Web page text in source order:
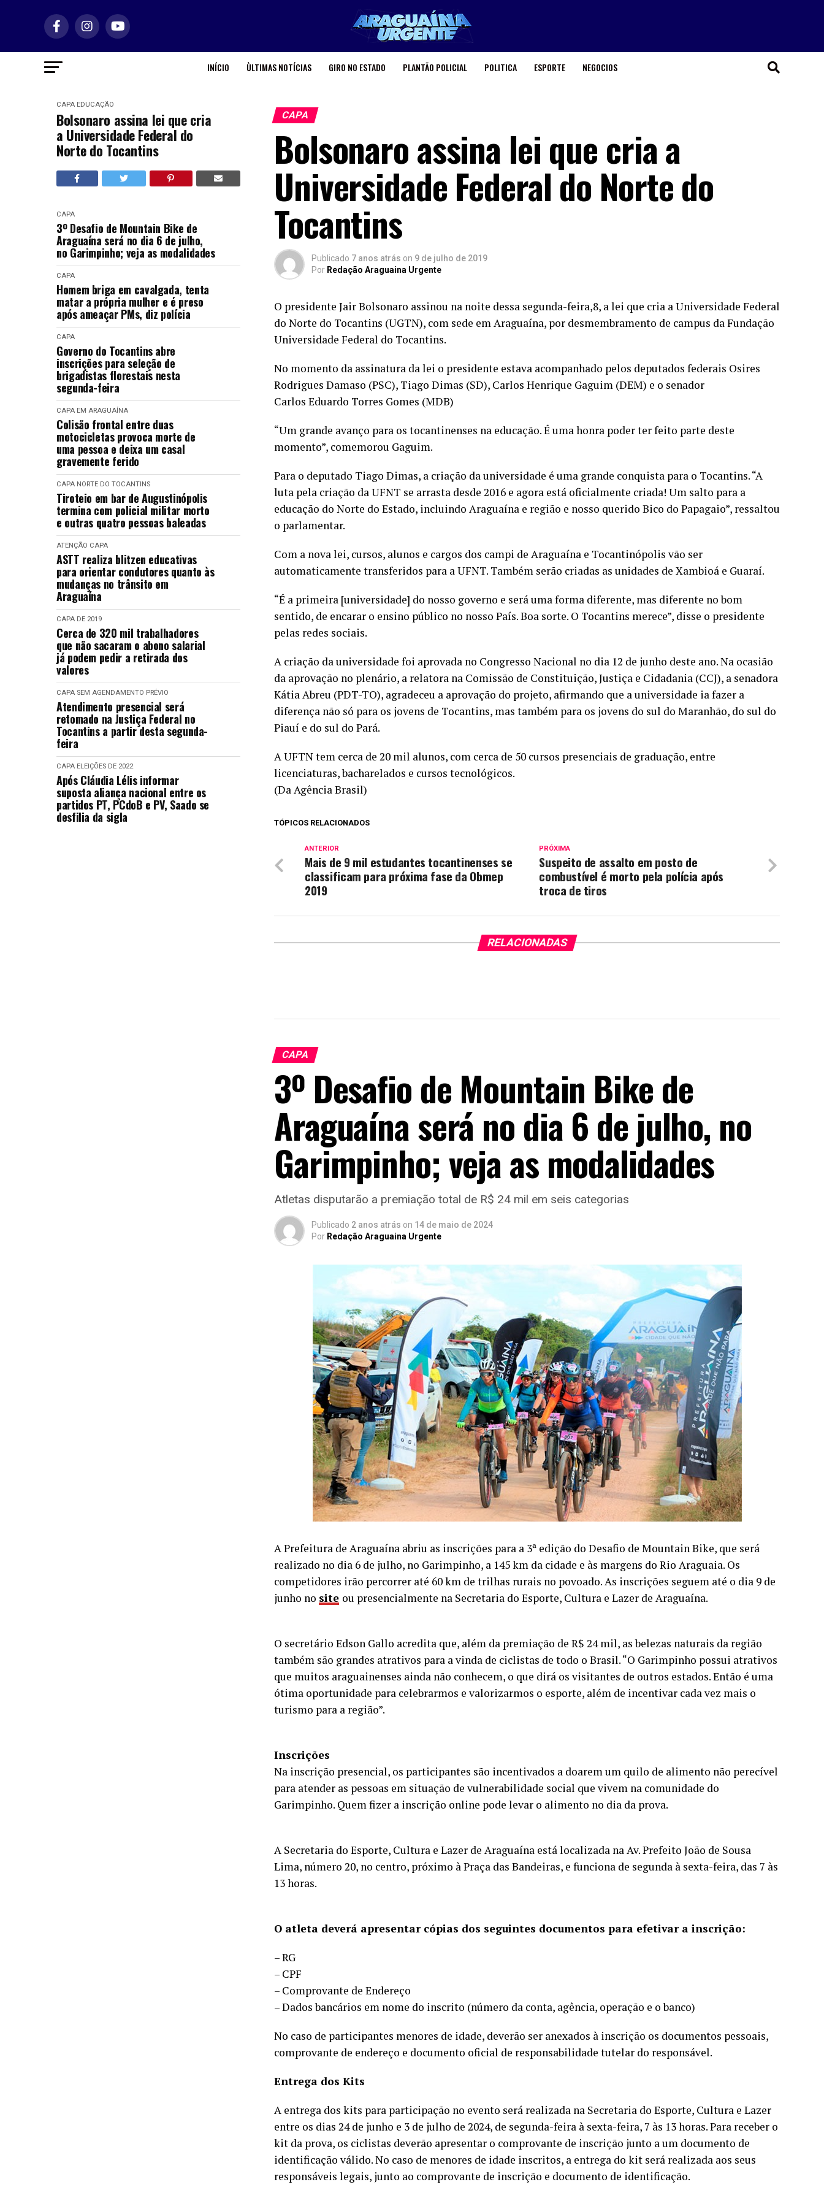
INÍCIO ÙLTIMAS NOTÍCIAS GIRO NO ESTADO PLANTÃO POLICIAL POLITICA ESPORTE NEGOCIOS
CAPA EDUCAÇÃO
Bolsonaro assina lei que cria
a Universidade Federal do
Norte do Tocantins
CAPA
3º Desafio de Mountain Bike de
Araguaína será no dia 6 de julho,
no Garimpinho; veja as modalidades
CAPA
Homem briga em cavalgada, tenta
matar a própria mulher e é preso
após ameaçar PMs, diz polícia
CAPA
Governo do Tocantins abre
inscrições para seleção de
brigadistas florestais nesta
segunda-feira
CAPA EM ARAGUAÍNA
Colisão frontal entre duas
motocicletas provoca morte de
uma pessoa e deixa um casal
gravemente ferido
CAPA NORTE DO TOCANTINS
Tiroteio em bar de Augustinópolis
termina com policial militar morto
e outras quatro pessoas baleadas
ATENÇÃO CAPA
ASTT realiza blitzen educativas
para orientar condutores quanto às
mudanças no trânsito em
Araguaína
CAPA DE 2019
Cerca de 320 mil trabalhadores
que não sacaram o abono salarial
já podem pedir a retirada dos
valores
CAPA SEM AGENDAMENTO PRÉVIO
Atendimento presencial será
retomado na Justiça Federal no
Tocantins a partir desta segunda-
feira
CAPA ELEIÇÕES DE 2022
Após Cláudia Lélis informar
suposta aliança nacional entre os
partidos PT, PCdoB e PV, Saado se
desfilia da sigla
CAPA
Bolsonaro assina lei que cria a
Universidade Federal do Norte do
Tocantins
Publicado 7 anos atrás on 9 de julho de 2019
Por Redação Araguaina Urgente
O presidente Jair Bolsonaro assinou na noite dessa segunda-feira,8, a lei que cria a Universidade Federal
do Norte do Tocantins (UGTN), com sede em Araguaína, por desmembramento de campus da Fundação
Universidade Federal do Tocantins.
No momento da assinatura da lei o presidente estava acompanhado pelos deputados federais Osires
Rodrigues Damaso (PSC), Tiago Dimas (SD), Carlos Henrique Gaguim (DEM) e o senador
Carlos Eduardo Torres Gomes (MDB)
“Um grande avanço para os tocantinenses na educação. É uma honra poder ter feito parte deste
momento”, comemorou Gaguim.
Para o deputado Tiago Dimas, a criação da universidade é uma grande conquista para o Tocantins. “A
luta pela criação da UFNT se arrasta desde 2016 e agora está oficialmente criada! Um salto para a
educação do Norte do Estado, incluindo Araguaína e região e nosso querido Bico do Papagaio”, ressaltou
o parlamentar.
Com a nova lei, cursos, alunos e cargos dos campi de Araguaína e Tocantinópolis vão ser
automaticamente transferidos para a UFNT. Também serão criadas as unidades de Xambioá e Guaraí.
“É a primeira [universidade] do nosso governo e será uma forma diferente, mas diferente no bom
sentido, de encarar o ensino público no nosso País. Boa sorte. O Tocantins merece”, disse o presidente
pelas redes sociais.
A criação da universidade foi aprovada no Congresso Nacional no dia 12 de junho deste ano. Na ocasião
da aprovação no plenário, a relatora na Comissão de Constituição, Justiça e Cidadania (CCJ), a senadora
Kátia Abreu (PDT-TO), agradeceu a aprovação do projeto, afirmando que a universidade ia fazer a
diferença não só para os jovens de Tocantins, mas também para os jovens do sul do Maranhão, do sul do
Piauí e do sul do Pará.
A UFTN tem cerca de 20 mil alunos, com cerca de 50 cursos presenciais de graduação, entre
licenciaturas, bacharelados e cursos tecnológicos.
(Da Agência Brasil)
TÓPICOS RELACIONADOS
PRÓXIMA
Suspeito de assalto em posto de
combustível é morto pela polícia após
troca de tiros
ANTERIOR
Mais de 9 mil estudantes tocantinenses se
classificam para próxima fase da Obmep
2019
RELACIONADAS
CAPA
3º Desafio de Mountain Bike de
Araguaína será no dia 6 de julho, no
Garimpinho; veja as modalidades
Atletas disputarão a premiação total de R$ 24 mil em seis categorias
Publicado 2 anos atrás on 14 de maio de 2024
Por Redação Araguaina Urgente
A Prefeitura de Araguaína abriu as inscrições para a 3ª edição do Desafio de Mountain Bike, que será
realizado no dia 6 de julho, no Garimpinho, a 145 km da cidade e às margens do Rio Araguaia. Os
competidores irão percorrer até 60 km de trilhas rurais no povoado. As inscrições seguem até o dia 9 de
junho no site ou presencialmente na Secretaria do Esporte, Cultura e Lazer de Araguaína.
O secretário Edson Gallo acredita que, além da premiação de R$ 24 mil, as belezas naturais da região
também são grandes atrativos para a vinda de ciclistas de todo o Brasil. “O Garimpinho possui atrativos
que muitos araguainenses ainda não conhecem, o que dirá os visitantes de outros estados. Então é uma
ótima oportunidade para celebrarmos e valorizarmos o esporte, além de incentivar cada vez mais o
turismo para a região”.
Inscrições
Na inscrição presencial, os participantes são incentivados a doarem um quilo de alimento não perecível
para atender as pessoas em situação de vulnerabilidade social que vivem na comunidade do
Garimpinho. Quem fizer a inscrição online pode levar o alimento no dia da prova.
A Secretaria do Esporte, Cultura e Lazer de Araguaína está localizada na Av. Prefeito João de Sousa
Lima, número 20, no centro, próximo à Praça das Bandeiras, e funciona de segunda à sexta-feira, das 7 às
13 horas.
O atleta deverá apresentar cópias dos seguintes documentos para efetivar a inscrição:
– RG
– CPF
– Comprovante de Endereço
– Dados bancários em nome do inscrito (número da conta, agência, operação e o banco)
No caso de participantes menores de idade, deverão ser anexados à inscrição os documentos pessoais,
comprovante de endereço e documento oficial de responsabilidade tutelar do responsável.
Entrega dos Kits
A entrega dos kits para participação no evento será realizada na Secretaria do Esporte, Cultura e Lazer
entre os dias 24 de junho e 3 de julho de 2024, de segunda-feira à sexta-feira, 7 às 13 horas. Para receber o
kit da prova, os ciclistas deverão apresentar o comprovante de inscrição junto a um documento de
identificação válido. No caso de menores de idade inscritos, a entrega do kit será realizada aos seus
responsáveis legais, junto ao comprovante de inscrição e documento de identificação.